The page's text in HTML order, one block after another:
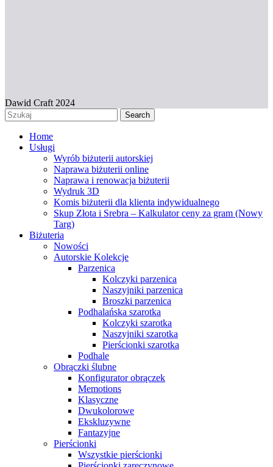
Dawid Craft 2024
Search
Home
Usługi
Wyrób biżuterii autorskiej
Naprawa biżuterii online
Naprawa i renowacja biżuterii
Wydruk 3D
Komis biżuterii dla klienta indywidualnego
Skup Złota i Srebra – Kalkulator ceny za gram (Nowy
Targ)
Biżuteria
Nowości
Autorskie Kolekcje
Parzenica
Kolczyki parzenica
Naszyjniki parzenica
Broszki parzenica
Podhalańska szarotka
Kolczyki szarotka
Naszyjniki szarotka
Pierścionki szarotka
Podhale
Obrączki ślubne
Konfigurator obrączek
Memotions
Klasyczne
Dwukolorowe
Ekskluzywne
Fantazyjne
Pierścionki
Wszystkie pierścionki